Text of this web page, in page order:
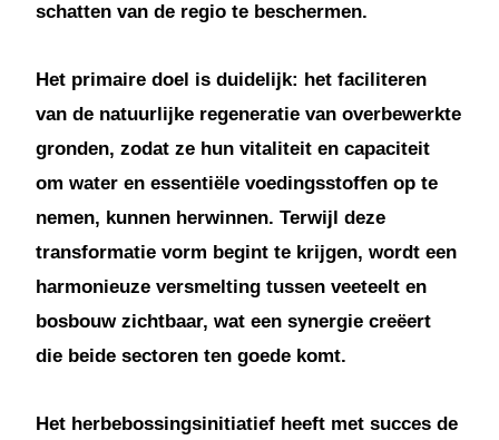
schatten van de regio te beschermen.
Het primaire doel is duidelijk: het faciliteren
van de natuurlijke regeneratie van overbewerkte
gronden, zodat ze hun vitaliteit en capaciteit
om water en essentiële voedingsstoffen op te
nemen, kunnen herwinnen. Terwijl deze
transformatie vorm begint te krijgen, wordt een
harmonieuze versmelting tussen veeteelt en
bosbouw zichtbaar, wat een synergie creëert
die beide sectoren ten goede komt.
Het herbebossingsinitiatief heeft met succes de